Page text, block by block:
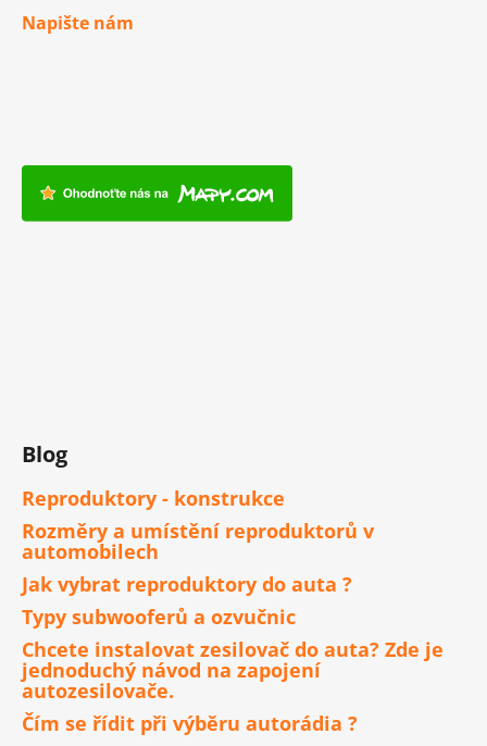
Napište nám
Blog
Reproduktory - konstrukce
Rozměry a umístění reproduktorů v
automobilech
Jak vybrat reproduktory do auta ?
Typy subwooferů a ozvučnic
Chcete instalovat zesilovač do auta? Zde je
jednoduchý návod na zapojení
autozesilovače.
Čím se řídit při výběru autorádia ?